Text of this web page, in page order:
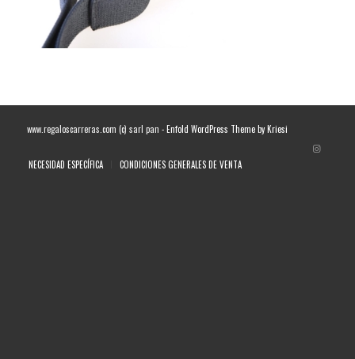
www.regaloscarreras.com (c) sarl pan -Enfold WordPress Theme by Kriesi
NECESIDAD ESPECÍFICA CONDICIONES GENERALES DE VENTA